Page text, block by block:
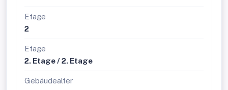
Etage
2
Etage
2. Etage / 2. Etage
Gebäudealter